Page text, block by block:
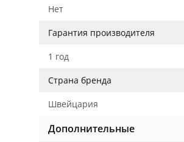
Нет
Гарантия производителя
1 год
Страна бренда
Швейцария
Дополнительные